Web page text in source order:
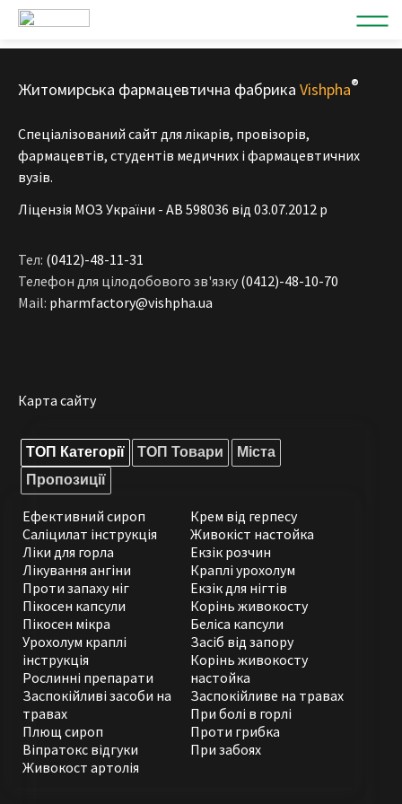
Житомирська фармацевтична фабрика Vishpha®
Спеціалізований сайт для лікарів, провізорів,
фармацевтів, студентів медичних і фармацевтичних
вузів.
Ліцензія МОЗ України - АВ 598036 від 03.07.2012 р
Тел: (0412)-48-11-31
Телефон для цілодобового зв'язку (0412)-48-10-70
Mail: pharmfactory@vishpha.ua
Карта сайту
ТОП Категорії ТОП Товари
Міста
Пропозиції
Ефективний сироп
Саліцилат інструкція
Ліки для горла
Лікування ангіни
Проти запаху ніг
Пікосен капсули
Пікосен мікра
Крем від герпесу
Живокіст настойка
Екзік розчин
Краплі урохолум
Екзік для нігтів
Корінь живокосту
Беліса капсули
Урохолум краплі
інструкція
Рослинні препарати
Заспокійливі засоби на
травах
Плющ сироп
Віпратокс відгуки
Живокост артолія
Засіб від запору
Корінь живокосту
настойка
Заспокійливе на травах
При болі в горлі
Проти грибка
При забоях